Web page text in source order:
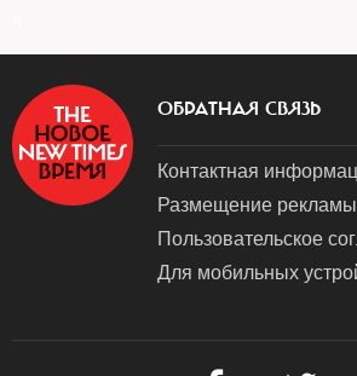
ОБРАТНАЯ СВЯЗЬ
Контактная
Размещение рекламы
Пользовательское
Для мобильных